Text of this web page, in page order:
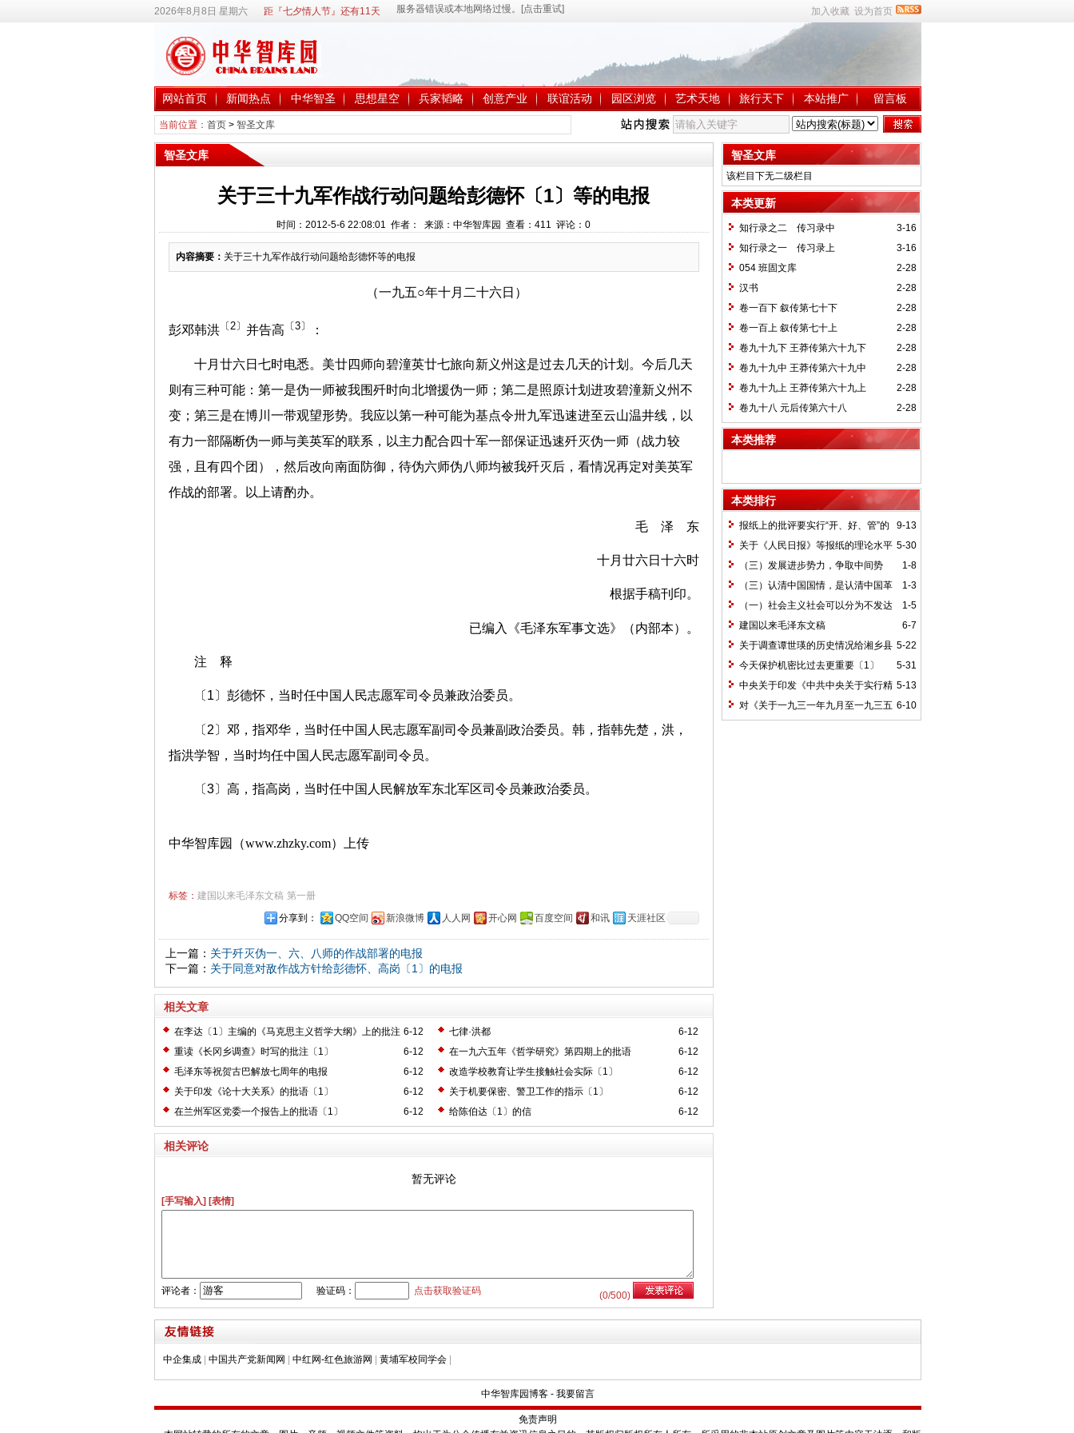
2026年8月8日 星期六 距『七夕情人节』还有11天 加入收藏 设为首页
网站首页 新闻热点 中华智圣 思想星空 兵家韬略 创意产业 联谊活动 园区浏览 艺术天地 旅行天下 本站推广 留言板
当前位置： 首页> 智圣文库
智圣文库
关于三十九军作战行动问题给彭德怀〔1〕等的电报
时间：2012-5-6 22:08:01 作者： 来源：中华智库园 查看： 411 评论： 0
内容摘要： 关于三十九军作战行动问题给彭德怀等的电报
（一九五○年十月二十六日）
彭邓韩洪 〔2〕 并告高 〔3〕 ：
十月廿六日七时电悉。美廿四师向碧潼英廿七旅向新义州这是过去几天的计划。今后几天
则有三种可能：第一是伪一师被我围歼时向北增援伪一师；第二是照原计划进攻碧潼新义州不
变；第三是在博川一带观望形势。我应以第一种可能为基点令卅九军迅速进至云山温井线，以
有力一部隔断伪一师与美英军的联系，以主力配合四十军一部保证迅速歼灭伪一师（战力较
强，且有四个团），然后改向南面防御，待伪六师伪八师均被我歼灭后，看情况再定对美英军
作战的部署。以上请酌办。
毛 泽 东
十月廿六日十六时
根据手稿刊印。
已编入《毛泽东军事文选》（内部本）。
注 释
〔1〕彭德怀，当时任中国人民志愿军司令员兼政治委员。
〔2〕邓，指邓华，当时任中国人民志愿军副司令员兼副政治委员。韩，指韩先楚，洪，
指洪学智，当时均任中国人民志愿军副司令员。
〔3〕高，指高岗，当时任中国人民解放军东北军区司令员兼政治委员。
中华智库园（www.zhzky.com）上传
标签： 建国以来毛泽东文稿 第一册
分享到：
QQ空间 新浪微博 人人网 开心网 百度空间 和讯 天涯社区
上一篇： 关于歼灭伪一、六、八师的作战部署的电报
下一篇： 关于同意对敌作战方针给彭德怀、高岗〔1〕的电报
相关文章
6-12
在李达〔1〕主编的《马克思主义哲学大纲》上的批注
〔2〕
6-12
七律·洪都
6-12
重读《长冈乡调查》时写的批注〔1〕 6-12
在一九六五年《哲学研究》第四期上的批语
6-12
毛泽东等祝贺古巴解放七周年的电报 6-12
改造学校教育让学生接触社会实际〔1〕
6-12
关于印发《论十大关系》的批语〔1〕 6-12
关于机要保密、警卫工作的指示〔1〕
6-12
在兰州军区党委一个报告上的批语〔1〕 6-12
给陈伯达〔1〕的信
相关评论
暂无评论
[手写输入] [表情]
(0/500)
评论者： 验证码： 点击获取验证码
智圣文库
该栏目下无二级栏目
本类更新
3-16
知行录之二 传习录中
3-16
知行录之一 传习录上
2-28
054 班固文库
2-28
汉书
2-28
卷一百下 叙传第七十下
2-28
卷一百上 叙传第七十上
2-28
卷九十九下 王莽传第六十九下
2-28
卷九十九中 王莽传第六十九中
2-28
卷九十九上 王莽传第六十九上
2-28
卷九十八 元后传第六十八
本类推荐
本类排行
9-13
报纸上的批评要实行“开、好、管”的
方针*
5-30
关于《人民日报》等报纸的理论水平
的批语〔1〕
1-8
（三）发展进步势力，争取中间势
力，孤立顽固势力
1-3
（三）认清中国国情，是认清中国革
命一切问题的基本依据
1-5
（一）社会主义社会可以分为不发达
和比较发达两个阶段
6-7
建国以来毛泽东文稿
5-22
关于调查谭世瑛的历史情况给湘乡县
委的信和给谭世瑛的复信
5-31
今天保护机密比过去更重要〔1〕
5-13
中央关于印发《中共中央关于实行精
兵简政、增产节约、反对贪污、反对浪费
和反对官僚主义的决定》的通知和毛泽东
6-10
对《关于一九三一年九月至一九三五
中企集成 中国共产党新闻网 中红网-红色旅游网 黄埔军校同学会
中华智库园博客- 我要留言
免责声明